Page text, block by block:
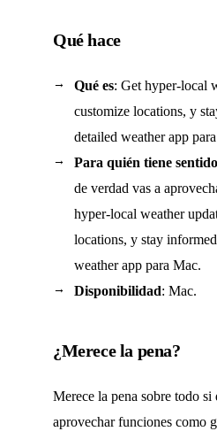
Qué hace
Qué es: Get hyper-local
customize locations, y
detailed weather app
Para quién tiene sentido
de verdad vas a
hyper-local weather
locations, y stay
weather app para Mac.
Disponibilidad: Mac.
¿Merece la pena?
Merece la pena sobre todo si
aprovechar funciones como